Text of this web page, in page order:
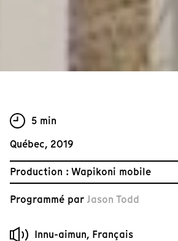
5 min
Québec, 2019
Production : Wapikoni mobile
Programmé par Jason Todd
Innu-aimun, Français